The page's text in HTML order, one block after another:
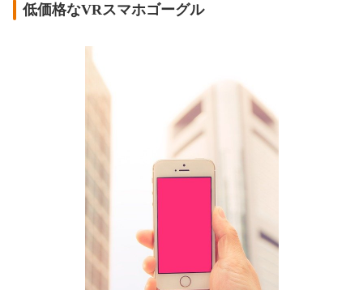
低価格なVRスマホゴーグル